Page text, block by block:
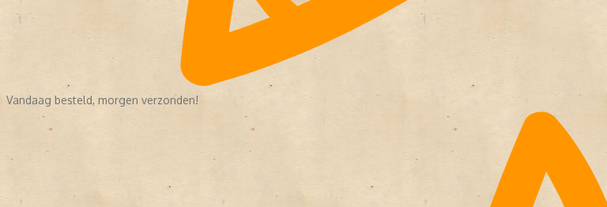
Vandaag besteld, morgen verzonden!